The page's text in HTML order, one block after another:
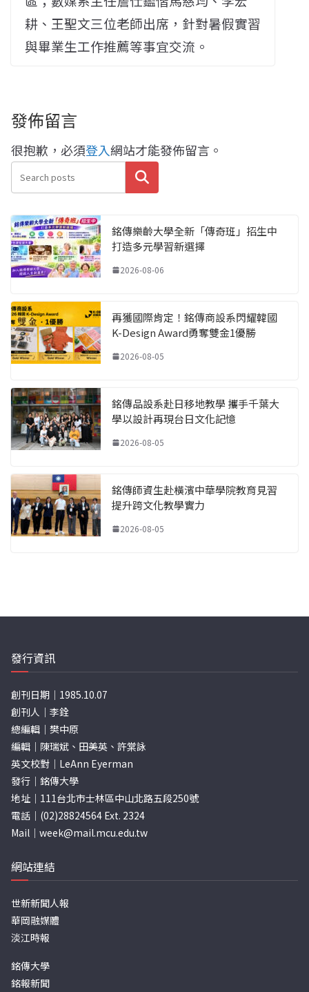
耕、王聖文三位老師出席，針對暑假實習
與畢業生工作推薦等事宜交流。
發佈留言
很抱歉，必須登入網站才能發佈留言。
搜尋
銘傳樂齡大學全新「傳奇班」招生中
打造多元學習新選擇
2026-08-06
再獲國際肯定！銘傳商設系閃耀韓國
K-Design Award勇奪雙金1優勝
2026-08-05
銘傳品設系赴日移地教學 攜手千葉大
學以設計再現台日文化記憶
2026-08-05
銘傳師資生赴橫濱中華學院教育見習
提升跨文化教學實力
2026-08-05
發行資訊
創刊日期｜1985.10.07
創刊人｜李銓
總編輯｜樊中原
編輯｜陳瑞斌、田美英、許棠詠
英文校對｜LeAnn Eyerman
發行｜銘傳大學
地址｜111台北市士林區中山北路五段250號
電話｜(02)28824564 Ext. 2324
Mail｜ week@mail.mcu.edu.tw
網站連結
世新新聞人報
華岡融媒體
淡江時報
銘傳大學
銘報新聞